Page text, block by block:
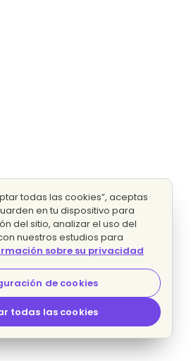
todas las cookies”, aceptas
en tu dispositivo para
del sitio, analizar el uso del
nuestros estudios para
sobre su privacidad
de cookies
todas las cookies